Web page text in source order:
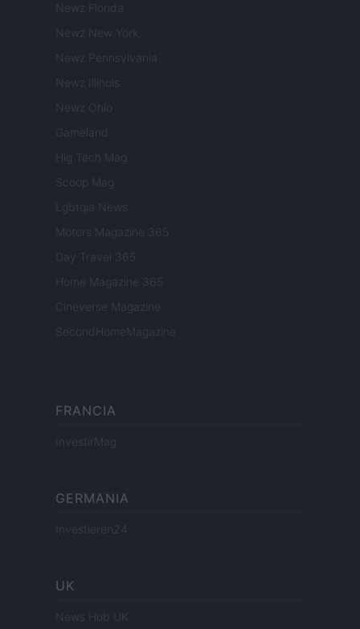
Newz Florida
Newz New York
Newz Pennsylvania
Newz Illinois
Newz Ohio
Gameland
Hig Tech Mag
Scoop Mag
Lgbtqia News
Motors Magazine 365
Day Travel 365
Home Magazine 365
Cineverse Magazine
SecondHomeMagazine
FRANCIA
InvestirMag
GERMANIA
Investieren24
UK
News Hub UK